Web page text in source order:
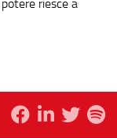
riesce a